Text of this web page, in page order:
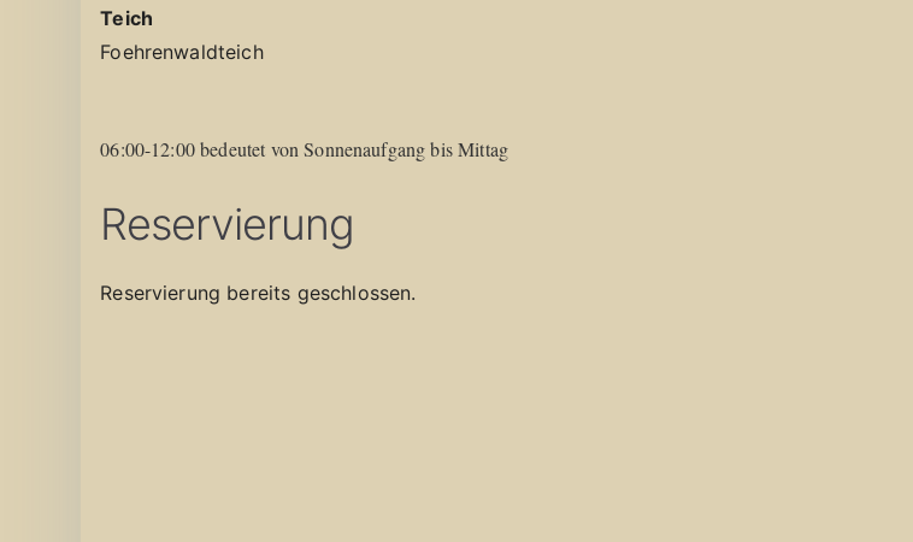
Teich
Foehrenwaldteich
06:00-12:00 bedeutet von Sonnenaufgang bis Mittag
Reservierung
Reservierung bereits geschlossen.